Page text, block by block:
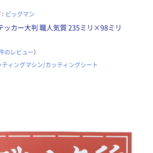
ビッグマン
ッカー大判 職人気質 235ミリ×98ミリ
のレビュー）
ティングマシン/カッティングシート